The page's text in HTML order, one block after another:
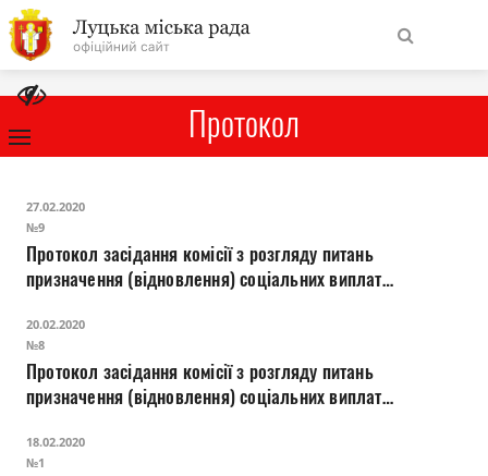
На
головну
Міська влада
Бюджет
Протокол
27.02.2020
№9
Протокол засідання комісії з розгляду питань
призначення (відновлення) соціальних виплат
20.02.2020
№8
Протокол засідання комісії з розгляду питань
призначення (відновлення) соціальних виплат
18.02.2020
№1